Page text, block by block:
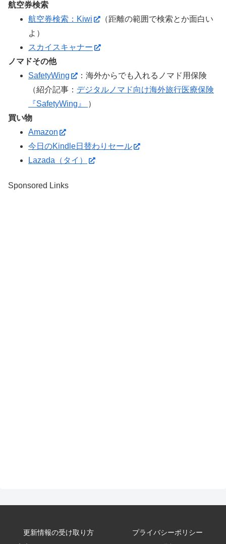
航空券検索
航空券検索：Kiwi
（距離の範囲で検索とか面白い
よ）
スカイスキャナー
ノマドその他
SafetyWing
：海外からでも入れるノマド用保険
（紹介記事： デジタルノマド向け海外旅行医療保険
『SafetyWing』
）
買い物
Amazon
今日のKindle日替わりセール
Lazada（タイ）
Sponsored Links
更新情報の受け取り方
プライバシーポリシー